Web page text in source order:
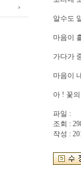
알수도
마음이
가다가
마음이
아 ! 꽃
파일 :
조회 :
작성 :